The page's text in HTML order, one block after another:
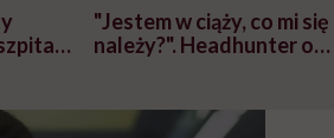
"Jestem w ciąży, co mi się
należy?". Headhunter o
pracy